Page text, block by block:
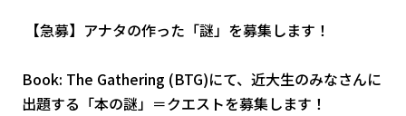
【急募】アナタの作った「謎」を募集します！
Book: The Gathering (BTG)にて、近大生のみなさんに
出題する「本の謎」＝クエストを募集します！